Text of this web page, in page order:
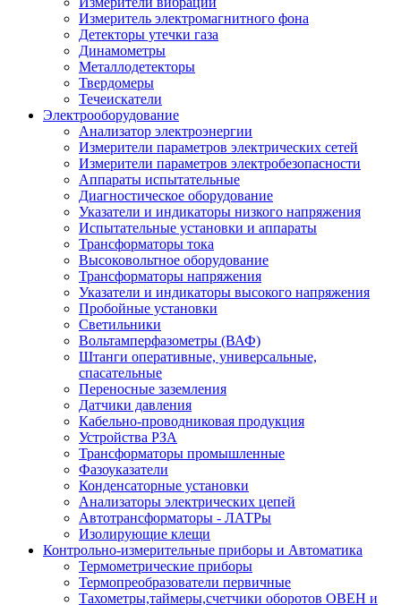
Измеритель электромагнитного фона
Детекторы утечки газа
Динамометры
Металлодетекторы
Твердомеры
Течеискатели
Электрооборудование
Анализатор электроэнергии
Измерители параметров электрических сетей
Измерители параметров электробезопасности
Аппараты испытательные
Диагностическое оборудование
Указатели и индикаторы низкого напряжения
Испытательные установки и аппараты
Трансформаторы тока
Высоковольтное оборудование
Трансформаторы напряжения
Указатели и индикаторы высокого напряжения
Пробойные установки
Светильники
Вольтамперфазометры (ВАФ)
Штанги оперативные, универсальные,
спасательные
Переносные заземления
Датчики давления
Кабельно-проводниковая продукция
Устройства РЗА
Трансформаторы промышленные
Фазоуказатели
Конденсаторные установки
Анализаторы электрических цепей
Автотрансформаторы - ЛАТРы
Изолирующие клещи
Контрольно-измерительные приборы и Автоматика
Термометрические приборы
Термопреобразователи первичные
Тахометры,таймеры,счетчики оборотов ОВЕН и